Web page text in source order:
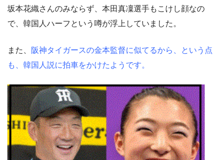
坂本花織さんのみならず、本田真凜選手もこけし顔なの
で、韓国人ハーフという噂が浮上していました。
また、
阪神タイガースの金本監督に似てるから、という点
も、韓国人説に拍車をかけたようです。